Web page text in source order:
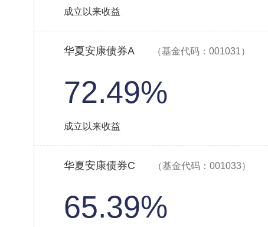
成立以来收益
华夏安康债券A （基金代码：001031）
72.49%
成立以来收益
华夏安康债券C （基金代码：001033）
65.39%